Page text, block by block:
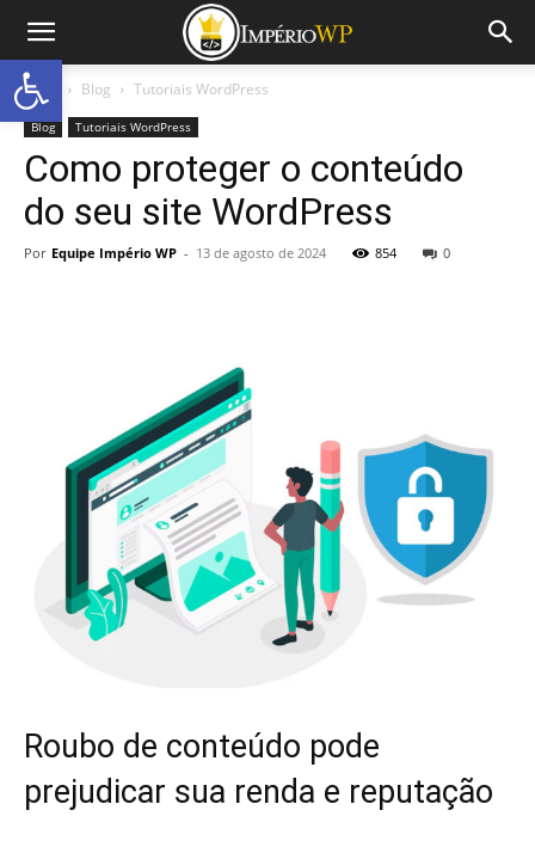
Início Blog Tutoriais WordPress
Blog Tutoriais WordPress
Como proteger o conteúdo
do seu site WordPress
Por Equipe Império WP - 13 de agosto de 2024 854 0
Roubo de conteúdo pode
prejudicar sua renda e reputação
Abrir a barra de ferramentas